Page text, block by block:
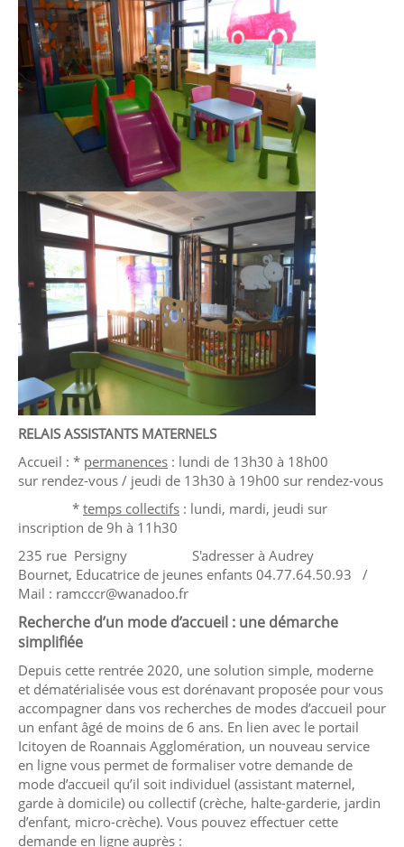
RELAIS ASSISTANTS MATERNELS
Accueil : * permanences : lundi de 13h30 à 18h00
sur rendez-vous / jeudi de 13h30 à 19h00 sur rendez-vous
* temps collectifs : lundi, mardi, jeudi sur
inscription de 9h à 11h30
235 rue Persigny S'adresser à Audrey
Bournet, Educatrice de jeunes enfants 04.77.64.50.93 /
Mail : ramcccr@wanadoo.fr
Recherche d’un mode d’accueil : une démarche
simplifiée
Depuis cette rentrée 2020, une solution simple, moderne
et dématérialisée vous est dorénavant proposée pour vous
accompagner dans vos recherches de modes d’accueil pour
un enfant âgé de moins de 6 ans. En lien avec le portail
Icitoyen de Roannais Agglomération, un nouveau service
en ligne vous permet de formaliser votre demande de
mode d’accueil qu’il soit individuel (assistant maternel,
garde à domicile) ou collectif (crèche, halte-garderie, jardin
d’enfant, micro-crèche). Vous pouvez effectuer cette
demande en ligne auprès :